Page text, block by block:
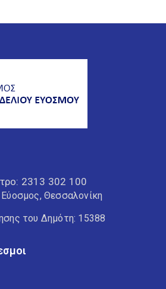
2313 302 100
Θεσσαλονίκη
του Δημότη: 15388